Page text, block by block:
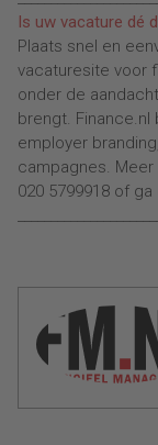
Is uw vacature dé
Plaats snel en
vacaturesite voor
onder de
brengt.
employer
campagnes. Meer
020 5799918 of